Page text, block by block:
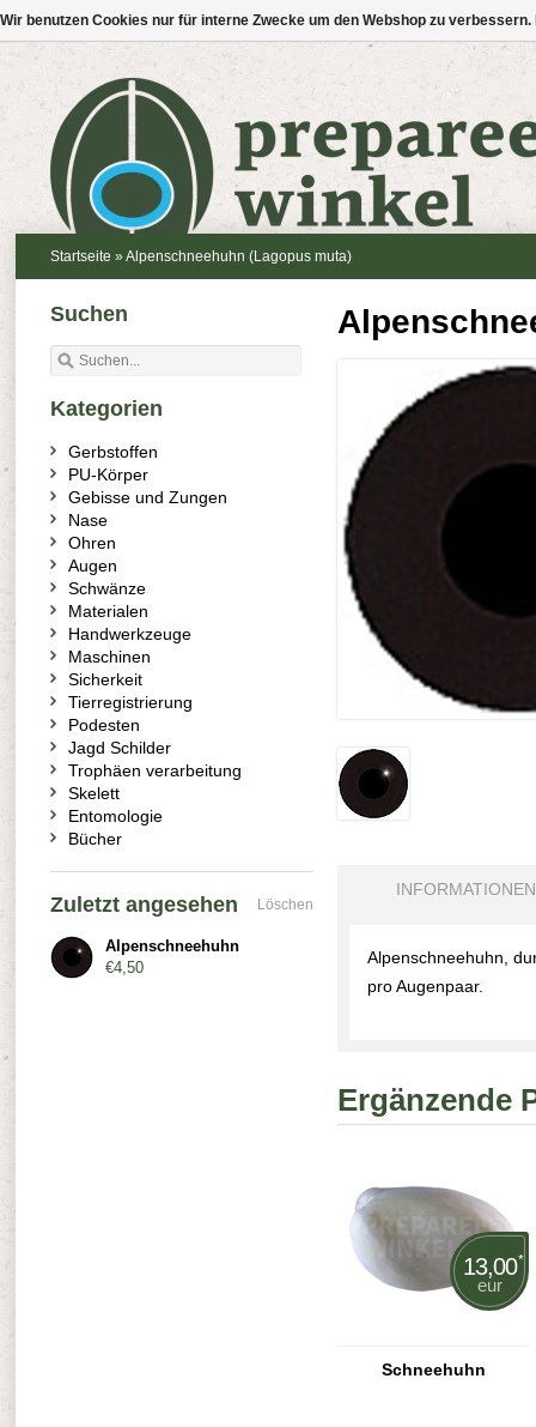
Startseite » Alpenschneehuhn (Lagopus muta)
INFORMATIONEN
Alpenschneehuhn,
pro Augenpaar.
Ergänzende
13,00*
eur
Schneehuhn
Suchen
Kategorien
Gerbstoffen
PU-Körper
Gebisse und Zungen
Nase
Ohren
Augen
Schwänze
Materialen
Handwerkzeuge
Maschinen
Sicherkeit
Tierregistrierung
Podesten
Jagd Schilder
Trophäen verarbeitung
Skelett
Entomologie
Bücher
Zuletzt angesehen Löschen
Alpenschneehuhn
€4,50
Wir benutzen Cookies nur für interne Zwecke um den Webshop zu